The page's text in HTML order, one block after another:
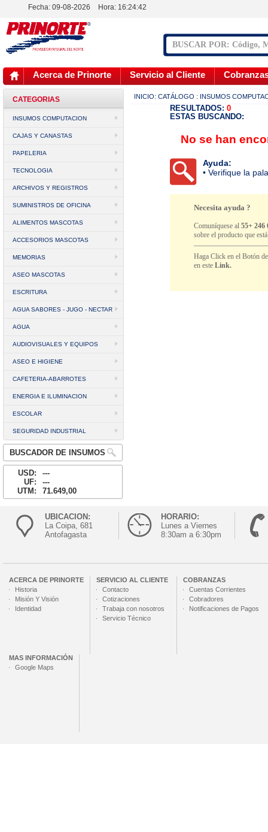
Fecha: 09-08-2026 Hora: 16:24:42
Acerca de Prinorte Servicio al Cliente
CATEGORIAS
INSUMOS COMPUTACION
CAJAS Y CANASTAS
PAPELERIA
TECNOLOGIA
ARCHIVOS Y REGISTROS
SUMINISTROS DE OFICINA
ALIMENTOS MASCOTAS
ACCESORIOS MASCOTAS
MEMORIAS
ASEO MASCOTAS
ESCRITURA
AGUA SABORES - JUGO - NECTAR
AGUA
AUDIOVISUALES Y EQUIPOS
ASEO E HIGIENE
CAFETERIA-ABARROTES
ENERGIA E ILUMINACION
ESCOLAR
SEGURIDAD INDUSTRIAL
BUSCADOR DE INSUMOS
USD:
---
UF:
---
UTM:
71.649,00
INICIO: CATÁLOGO : INSUMOS
RESULTADOS: 0
ESTAS BUSCANDO:
No se han
Ayuda:
• Verifique la
Necesita ayuda ?
Comuníquese al55+ 246
sobre el producto que
Haga Click en el Botón
en esteLink.
UBICACION:
La Coipa, 681
Antofagasta
HORARIO:
Lunes a Viernes
8:30am a 6:30pm
ACERCA DE PRINORTE
Historia
Misión Y Visión
Identidad
SERVICIO AL CLIENTE
Contacto
Cotizaciones
Trabaja con nosotros
Servicio Técnico
COBRANZAS
Cuentas Corrientes
Cobradores
Notificaciones de Pagos
MAS INFORMACIÓN
Google Maps